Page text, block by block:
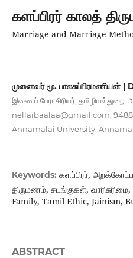
களப்பிரர் காலத்
Marriage and Marriage
முனைவர் மூ.
இணைப் பேராசிரியர்,
nellaibaalaa@gmail.com ,
Annamalai University,
Keywords: களப்பிரர்,
திருமணம், சடங்குகள்,
Family, Tamil Ethic, Jainism,
ABSTRACT